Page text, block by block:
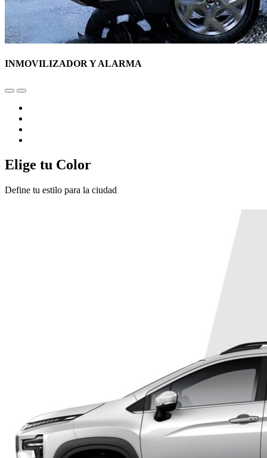
INMOVILIZADOR Y ALARMA
Elige tu Color
Define tu estilo para la ciudad